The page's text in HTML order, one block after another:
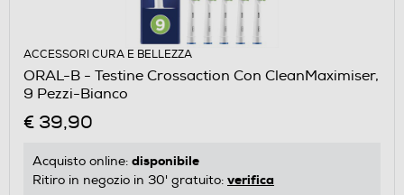
ACCESSORI CURA E BELLEZZA
ORAL-B - Testine Crossaction Con CleanMaximiser,
9 Pezzi-Bianco
€ 39,90
Acquisto online: disponibile
Ritiro in negozio in 30' gratuito: verifica